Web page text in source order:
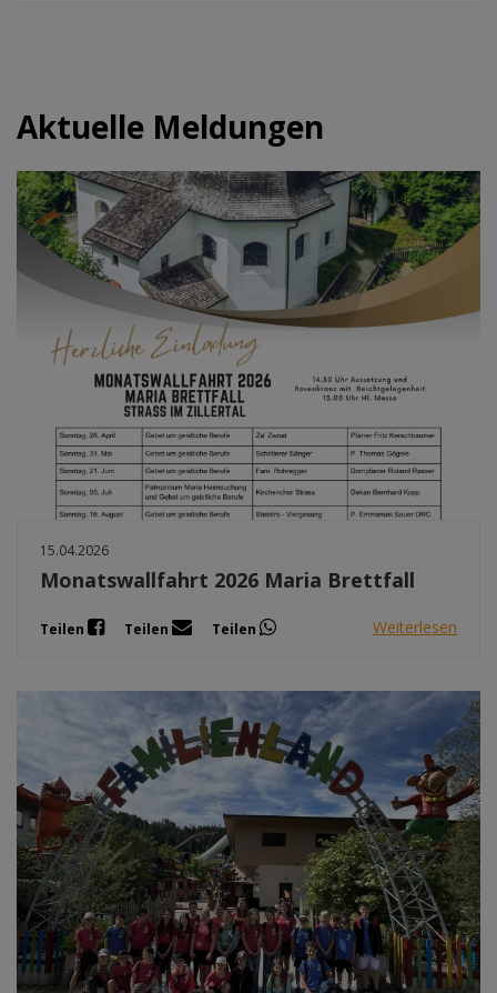
Aktuelle Meldungen
15.04.2026
Monatswallfahrt 2026 Maria Brettfall
Teilen Teilen Teilen Weiterlesen